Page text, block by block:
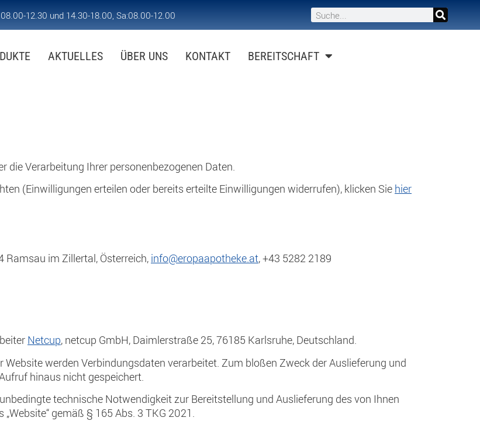
12.30 und 14.30-18.00, Sa:08.00-12.00
AKTUELLES ÜBER UNS KONTAKT BEREITSCHAFT
die Verarbeitung Ihrer personenbezogenen Daten.
(Einwilligungen erteilen oder bereits erteilte Einwilligungen widerrufen), klicken Sie hier
Ramsau im Zillertal, Österreich, info@eropaapotheke.at, +43 5282 2189
Netcup, netcup GmbH, Daimlerstraße 25, 76185 Karlsruhe, Deutschland.
werden Verbindungsdaten verarbeitet. Zum bloßen Zweck der Auslieferung und
hinaus nicht gespeichert.
technische Notwendigkeit zur Bereitstellung und Auslieferung des von Ihnen
gemäß § 165 Abs. 3 TKG 2021.